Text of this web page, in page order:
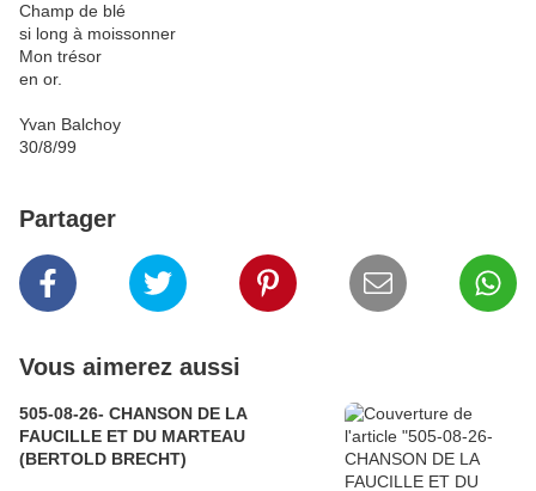
Champ de blé
si long à moissonner
Mon trésor
en or.
Yvan Balchoy
30/8/99
Partager
Vous aimerez aussi
505-08-26- CHANSON DE LA
FAUCILLE ET DU MARTEAU
(BERTOLD BRECHT)